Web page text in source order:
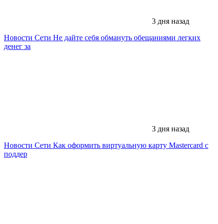
3 дня назад
Новости Сети Не дайте себя обмануть обещаниями легких
денег за
3 дня назад
Новости Сети Как оформить виртуальную карту Mastercard с
поддер